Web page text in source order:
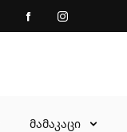
მამაკაცი